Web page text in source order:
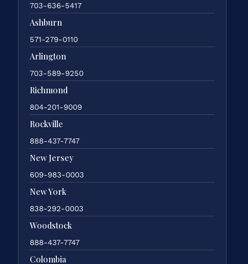
703-636-5417
Ashburn
571-279-0110
Arlington
703-589-9250
Richmond
804-201-9009
Rockville
888-437-7747
New Jersey
609-983-0003
New York
838-292-0003
Woodstock
888-437-7747
Colombia